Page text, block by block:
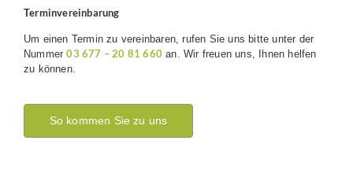
Terminvereinbarung
Um einen Termin zu vereinbaren, rufen Sie uns bitte unter der
Nummer03 677 – 20 81 660 an. Wir freuen uns, Ihnen helfen
zu können.
So kommen Sie zu uns